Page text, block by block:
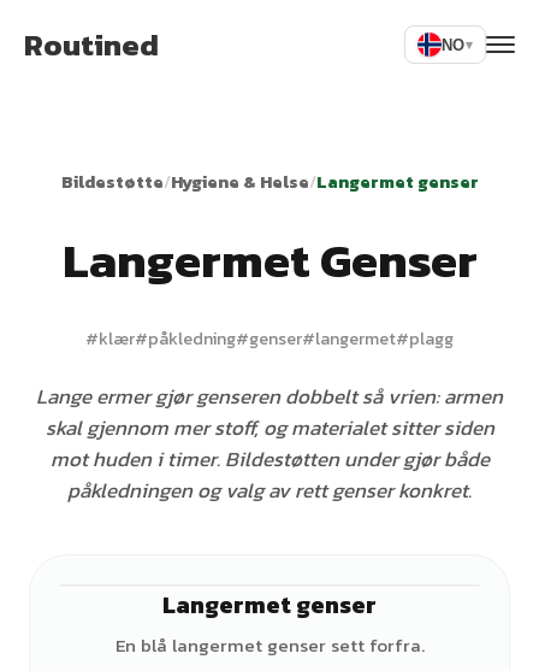
Routined NO▾
Bildestøtte/Hygiene & Helse/Langermet genser
Langermet Genser
#klær#påkledning#genser#langermet#plagg
Lange ermer gjør genseren dobbelt så vrien: armen
skal gjennom mer stoff, og materialet sitter siden
mot huden i timer. Bildestøtten under gjør både
påkledningen og valg av rett genser konkret.
Langermet genser
En blå langermet genser sett forfra.